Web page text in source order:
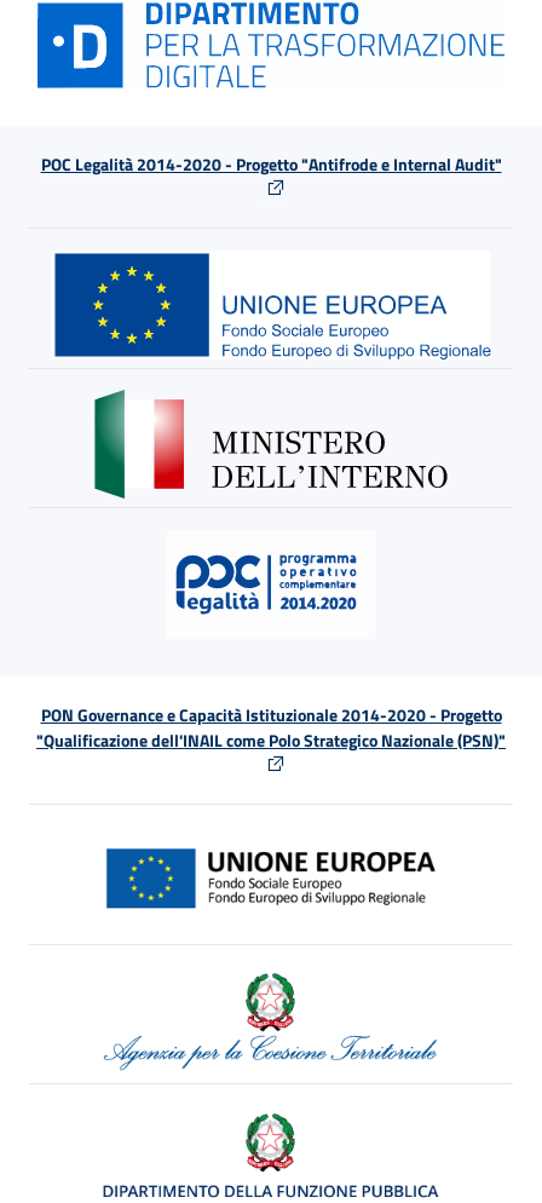
POC Legalità 2014-2020 - Progetto "Antifrode e Internal Audit"
PON Governance e Capacità Istituzionale 2014-2020 - Progetto
"Qualificazione dell'INAIL come Polo Strategico Nazionale (PSN)"